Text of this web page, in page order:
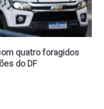
quatro foragidos
do DF